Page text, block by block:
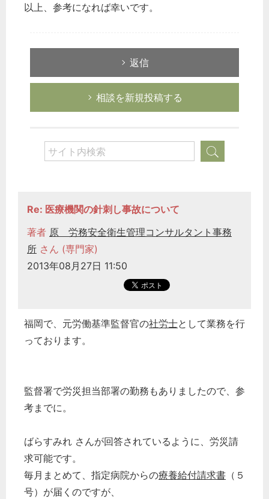
以上、参考になれば幸いです。
返信
相談を新規投稿する
Re: 医療機関の針刺し事故について
著者 原 労務安全衛生管理コンサルタント事務
所 さん (専門家)
2013年08月27日 11:50
福岡で、元労働基準監督官の社労士として業務を行
っております。
監督署で労災担当部署の勤務もありましたので、参
考までに。
ばらすみれ さんが回答されているように、労災請
求可能です。
毎月まとめて、指定病院からの療養給付請求書 （５
号）が届くのですが、